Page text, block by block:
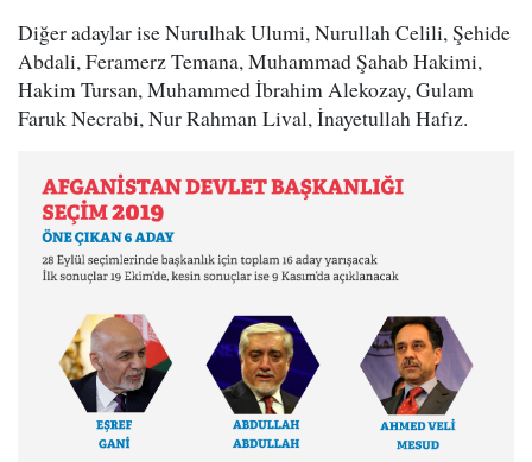
Diğer adaylar ise Nurulhak Ulumi, Nurullah Celili, Şehide
Abdali, Feramerz Temana, Muhammad Şahab Hakimi,
Hakim Tursan, Muhammed İbrahim Alekozay, Gulam
Faruk Necrabi, Nur Rahman Lival, İnayetullah Hafız.